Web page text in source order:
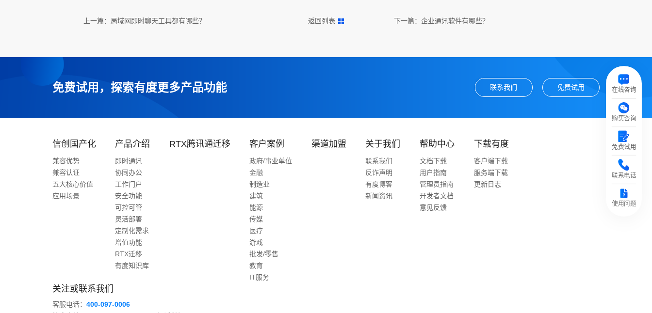
上一篇： 局域网即时聊天工具都有哪些？ 返回列表 下一篇： 企业通讯软件有哪些？
免费试用，探索有度更多产品功能 联系我们 免费试用 在线咨询
购买咨询
免费试用
联系电话
使用问题
信创国产化
兼容优势
兼容认证
五大核心价值
应用场景
产品介绍
即时通讯
协同办公
工作门户
安全功能
可控可管
灵活部署
定制化需求
增值功能
RTX迁移
有度知识库
RTX腾讯通迁移 客户案例
政府/事业单位
金融
制造业
建筑
能源
传媒
医疗
游戏
批发/零售
教育
IT服务
渠道加盟 关于我们
联系我们
反诈声明
有度博客
新闻资讯
帮助中心
文档下载
用户指南
管理员指南
开发者文档
意见反馈
下载有度
客户端下载
服务端下载
更新日志
关注或联系我们
客服电话： 400-097-0006